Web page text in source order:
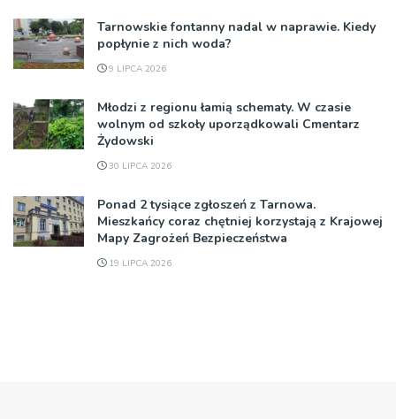
Tarnowskie fontanny nadal w naprawie. Kiedy
popłynie z nich woda?
9 LIPCA 2026
Młodzi z regionu łamią schematy. W czasie
wolnym od szkoły uporządkowali Cmentarz
Żydowski
30 LIPCA 2026
Ponad 2 tysiące zgłoszeń z Tarnowa.
Mieszkańcy coraz chętniej korzystają z Krajowej
Mapy Zagrożeń Bezpieczeństwa
19 LIPCA 2026